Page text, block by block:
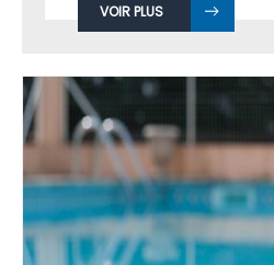
VOIR PLUS